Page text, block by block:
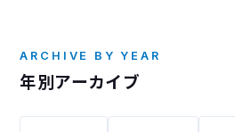
ARCHIVE BY YEAR
年別アーカイブ